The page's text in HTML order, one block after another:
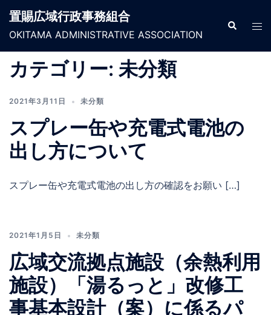
ン
置賜広域行政事務組合
OKITAMA ADMINISTRATIVE ASSOCIATION
検
索
ト
カテゴリー: 未分類
2021年3月11日 未分類
スプレー缶や充電式電池の
出し方について
スプレー缶や充電式電池の出し方の確認をお願い […]
2021年1月5日 未分類
広域交流拠点施設（余熱利用
施設）「湯るっと」改修工
事基本設計（案）に係るパ